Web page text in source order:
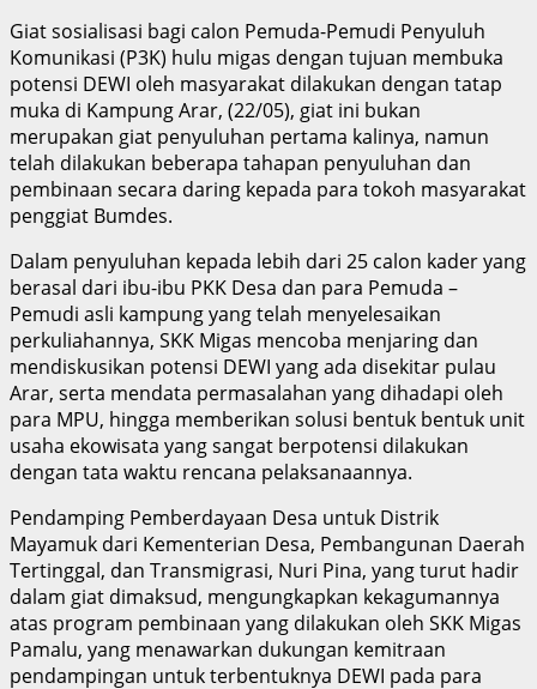
Giat sosialisasi bagi calon Pemuda-Pemudi Penyuluh
Komunikasi (P3K) hulu migas dengan tujuan membuka
potensi DEWI oleh masyarakat dilakukan dengan tatap
muka di Kampung Arar, (22/05), giat ini bukan
merupakan giat penyuluhan pertama kalinya, namun
telah dilakukan beberapa tahapan penyuluhan dan
pembinaan secara daring kepada para tokoh masyarakat
penggiat Bumdes.
Dalam penyuluhan kepada lebih dari 25 calon kader yang
berasal dari ibu-ibu PKK Desa dan para Pemuda –
Pemudi asli kampung yang telah menyelesaikan
perkuliahannya, SKK Migas mencoba menjaring dan
mendiskusikan potensi DEWI yang ada disekitar pulau
Arar, serta mendata permasalahan yang dihadapi oleh
para MPU, hingga memberikan solusi bentuk bentuk unit
usaha ekowisata yang sangat berpotensi dilakukan
dengan tata waktu rencana pelaksanaannya.
Pendamping Pemberdayaan Desa untuk Distrik
Mayamuk dari Kementerian Desa, Pembangunan Daerah
Tertinggal, dan Transmigrasi, Nuri Pina, yang turut hadir
dalam giat dimaksud, mengungkapkan kekagumannya
atas program pembinaan yang dilakukan oleh SKK Migas
Pamalu, yang menawarkan dukungan kemitraan
pendampingan untuk terbentuknya DEWI pada para